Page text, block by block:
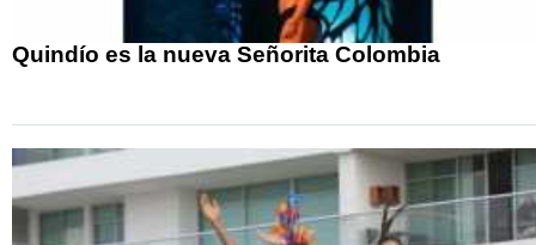
Quindío es la nueva Señorita Colombia